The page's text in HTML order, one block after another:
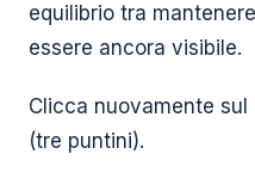
equilibrio tra
essere ancora visibile.
Clicca nuovamente sul
(tre puntini).